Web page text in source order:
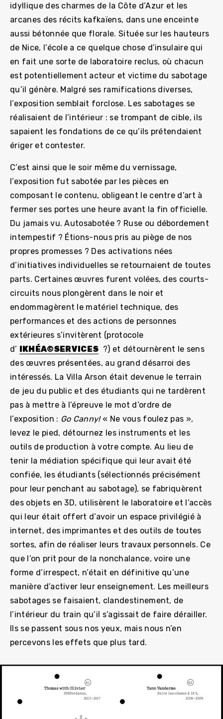
idyllique des charmes de la Côte d’Azur et les
arcanes des récits kafkaïens, dans une enceinte
aussi bétonnée que florale. Située sur les hauteurs
de Nice, l’école a ce quelque chose d’insulaire qui
en fait une sorte de laboratoire reclus, où chacun
est potentiellement acteur et victime du sabotage
qu’il génère. Malgré ses ramifications diverses,
l’exposition semblait forclose. Les sabotages se
réalisaient de l’intérieur : se trompant de cible, ils
sapaient les fondations de ce qu’ils prétendaient
ériger et contester.
C’est ainsi que le soir même du vernissage,
l’exposition fut sabotée par les pièces en
composant le contenu, obligeant le centre d’art à
fermer ses portes une heure avant la fin officielle.
Du jamais vu. Autosabotée ? Ruse ou débordement
intempestif ? Étions-nous pris au piège de nos
propres promesses ? Des activations nées
d’initiatives individuelles se retournaient de toutes
parts. Certaines œuvres furent volées, des courts-
circuits nous plongèrent dans le noir et
endommagèrent le matériel technique, des
performances et des actions de personnes
extérieures s’invitèrent (protocole
d’ IKHÉA©SERVICES ?) et détournèrent le sens
des œuvres présentées, au grand désarroi des
intéressés. La Villa Arson était devenue le terrain
de jeu du public et des étudiants qui ne tardèrent
pas à mettre à l’épreuve le mot d’ordre de
l’exposition : Go Canny! « Ne vous foulez pas »,
levez le pied, détournez les instruments et les
outils de production à votre compte. Au lieu de
tenir la médiation spécifique qui leur avait été
confiée, les étudiants (sélectionnés précisément
pour leur penchant au sabotage), se fabriquèrent
des objets en 3D, utilisèrent le laboratoire et l’accès
qui leur était offert d’avoir un espace privilégié à
internet, des imprimantes et des outils de toutes
sortes, afin de réaliser leurs travaux personnels. Ce
que l’on prit pour de la nonchalance, voire une
forme d’irrespect, n’était en définitive qu’une
manière d’activer leur enseignement. Les meilleurs
sabotages se faisaient, clandestinement, de
l’intérieur du train qu’il s’agissait de faire dérailler.
Ils se passent sous nos yeux, mais nous n’en
percevons les effets que plus tard.